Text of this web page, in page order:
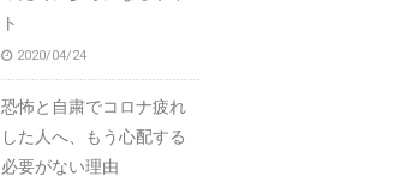
ト
2020/04/24
恐怖と自粛でコロナ疲れ
した人へ、もう心配する
必要がない理由